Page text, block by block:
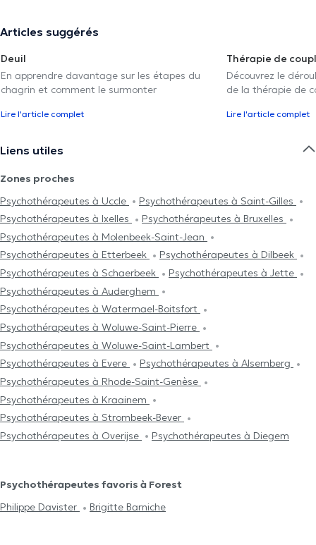
Articles suggérés
Deuil
En apprendre davantage sur les étapes du
chagrin et comment le surmonter
Lire l'article complet
Thérapie de
Découvrez le
de la thérapie de
Lire l'article complet
Liens utiles
Zones proches
Psychothérapeutes à Uccle
Psychothérapeutes à Saint-Gilles
Psychothérapeutes à Ixelles
Psychothérapeutes à Bruxelles
Psychothérapeutes à Molenbeek-Saint-Jean
Psychothérapeutes à Etterbeek
Psychothérapeutes à Dilbeek
Psychothérapeutes à Schaerbeek
Psychothérapeutes à Jette
Psychothérapeutes à Auderghem
Psychothérapeutes à Watermael-Boitsfort
Psychothérapeutes à Woluwe-Saint-Pierre
Psychothérapeutes à Woluwe-Saint-Lambert
Psychothérapeutes à Evere
Psychothérapeutes à Alsemberg
Psychothérapeutes à Rhode-Saint-Genèse
Psychothérapeutes à Kraainem
Psychothérapeutes à Strombeek-Bever
Psychothérapeutes à Overijse
Psychothérapeutes à Diegem
Psychothérapeutes favoris à Forest
Philippe Davister
Brigitte Barniche